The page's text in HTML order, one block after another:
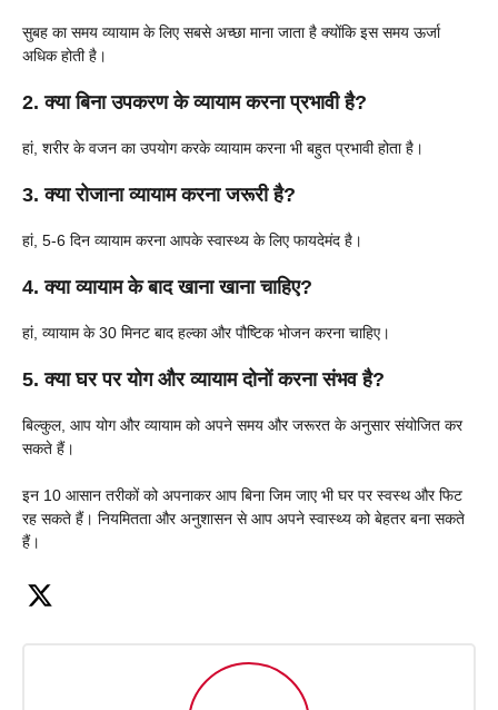
सुबह का समय व्यायाम के लिए सबसे अच्छा माना जाता है क्योंकि इस समय ऊर्जा
अधिक होती है।
2. क्या बिना उपकरण के व्यायाम करना प्रभावी है?
हां, शरीर के वजन का उपयोग करके व्यायाम करना भी बहुत प्रभावी होता है।
3. क्या रोजाना व्यायाम करना जरूरी है?
हां, 5-6 दिन व्यायाम करना आपके स्वास्थ्य के लिए फायदेमंद है।
4. क्या व्यायाम के बाद खाना खाना चाहिए?
हां, व्यायाम के 30 मिनट बाद हल्का और पौष्टिक भोजन करना चाहिए।
5. क्या घर पर योग और व्यायाम दोनों करना संभव है?
बिल्कुल, आप योग और व्यायाम को अपने समय और जरूरत के अनुसार संयोजित कर
सकते हैं।
इन 10 आसान तरीकों को अपनाकर आप बिना जिम जाए भी घर पर स्वस्थ और फिट
रह सकते हैं। नियमितता और अनुशासन से आप अपने स्वास्थ्य को बेहतर बना सकते
हैं।